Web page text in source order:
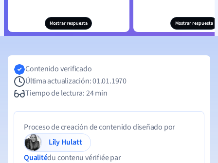
Mostrar respuesta Mostrar respuesta
Contenido verificado
Última actualización: 01.01.1970
Tiempo de lectura: 24 min
Proceso de creación de contenido diseñado por
Lily Hulatt
Qualitédu contenu vérifiée par